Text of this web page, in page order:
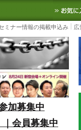
イト
SCMなど国内外の最
ミナー情報の掲載申込み
加募集中
会員募集中